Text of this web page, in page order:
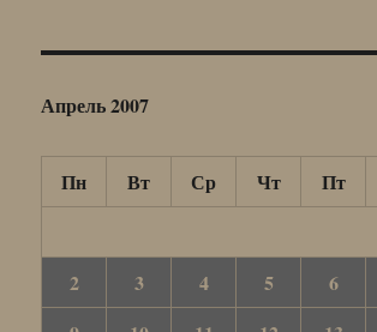
Апрель 2007
Пн Вт Ср Чт Пт
2
3 4 5 6